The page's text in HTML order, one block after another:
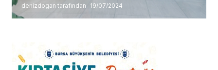
denizdogan tarafından 19/07/2024